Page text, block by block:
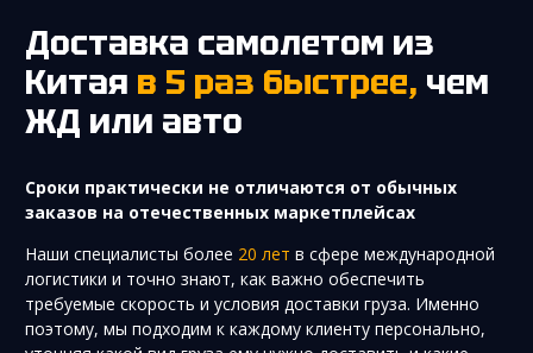
Доставка самолетом из
Китая в 5 раз быстрее, чем
ЖД или авто
Cроки практически не отличаются от обычных
заказов на отечественных маркетплейсах
Наши специалисты более 20 лет в сфере международной
логистики и точно знают, как важно обеспечить
требуемые скорость и условия доставки груза. Именно
поэтому, мы подходим к каждому клиенту персонально,